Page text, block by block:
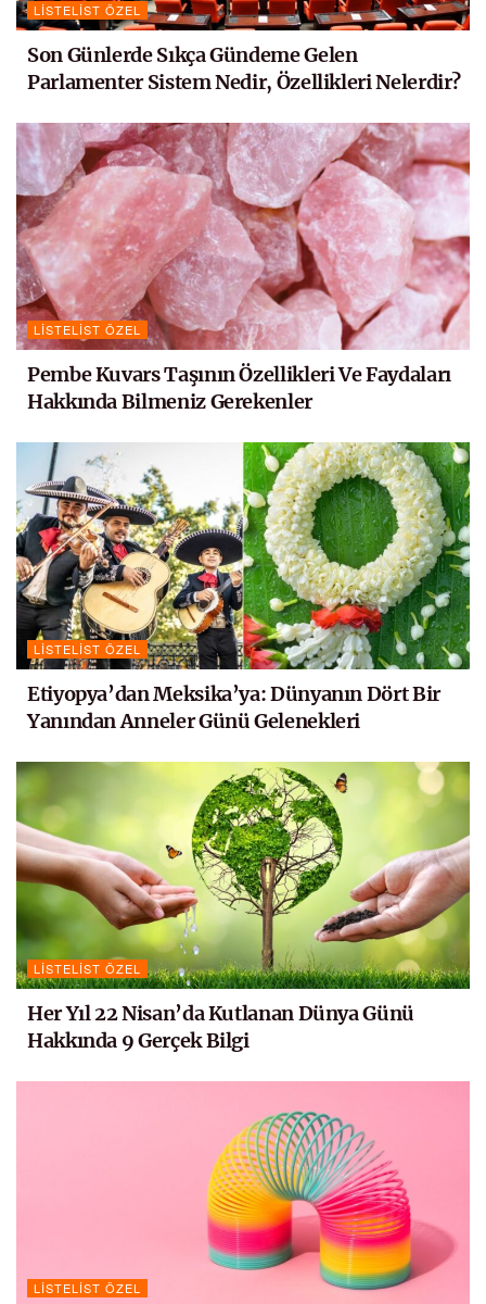
LISTELIST ÖZEL
Son Günlerde Sıkça Gündeme Gelen
Parlamenter Sistem Nedir, Özellikleri Nelerdir?
LISTELIST ÖZEL
Pembe Kuvars Taşının Özellikleri Ve Faydaları
Hakkında Bilmeniz Gerekenler
LISTELIST ÖZEL
Etiyopya’dan Meksika’ya: Dünyanın Dört Bir
Yanından Anneler Günü Gelenekleri
LISTELIST ÖZEL
Her Yıl 22 Nisan’da Kutlanan Dünya Günü
Hakkında 9 Gerçek Bilgi
LISTELIST ÖZEL